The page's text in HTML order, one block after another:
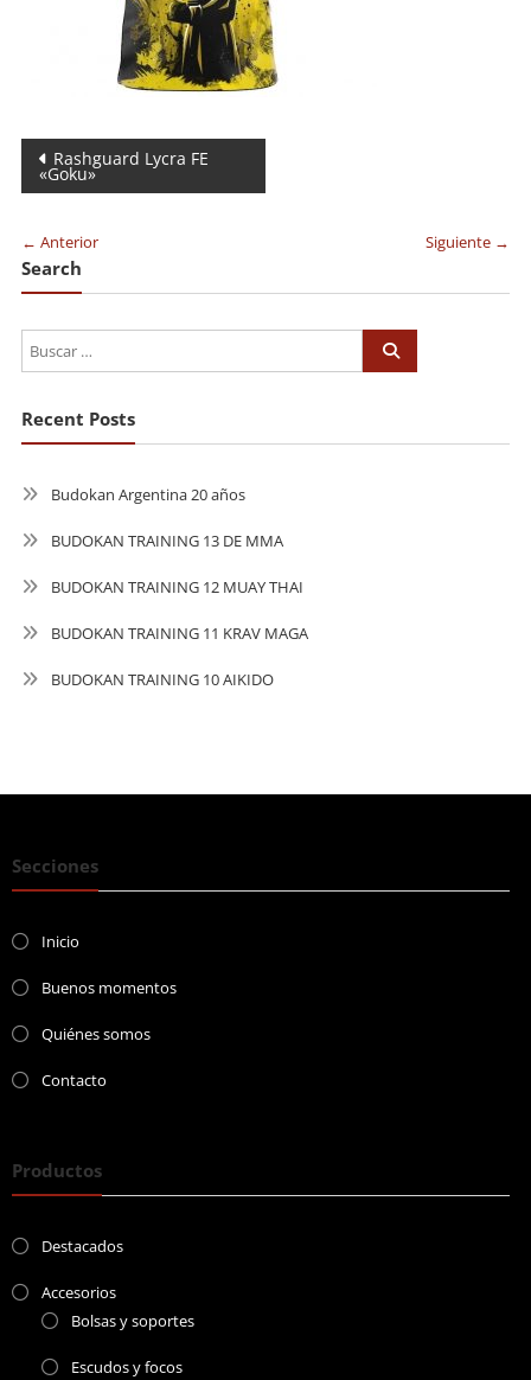
Navegación
de
entradas
Rashguard Lycra FE
«Goku»
← Anterior Siguiente →
Search
Recent Posts
Budokan Argentina 20 años
BUDOKAN TRAINING 13 DE MMA
BUDOKAN TRAINING 12 MUAY THAI
BUDOKAN TRAINING 11 KRAV MAGA
BUDOKAN TRAINING 10 AIKIDO
Secciones
Inicio
Buenos momentos
Quiénes somos
Contacto
Productos
Destacados
Accesorios
Bolsas y soportes
Escudos y focos